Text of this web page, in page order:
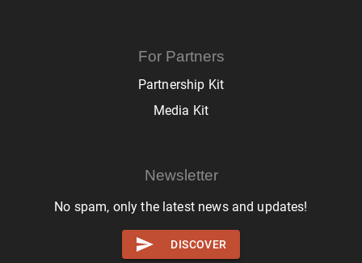
For Partners
Partnership Kit
Media Kit
Newsletter
No spam, only the latest news and updates!
DISCOVER